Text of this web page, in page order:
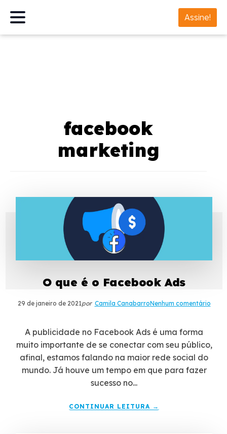
Assine!
facebook
marketing
O que é o Facebook Ads
29 de janeiro de 2021por Camila CanabarroNenhum comentário
A publicidade no Facebook Ads é uma forma
muito importante de se conectar com seu público,
afinal, estamos falando na maior rede social do
mundo. Já houve um tempo em que para fazer
sucesso no...
CONTINUAR LEITURA →